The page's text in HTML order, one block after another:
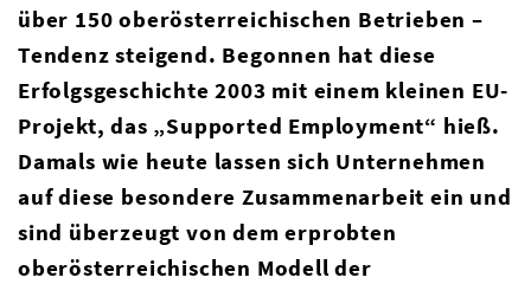
über 150 oberösterreichischen Betrieben –
Tendenz steigend. Begonnen hat diese
Erfolgsgeschichte 2003 mit einem kleinen EU-
Projekt, das „Supported Employment“ hieß.
Damals wie heute lassen sich Unternehmen
auf diese besondere Zusammenarbeit ein und
sind überzeugt von dem erprobten
oberösterreichischen Modell der